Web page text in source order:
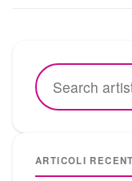
ARTICOLI